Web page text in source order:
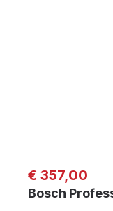
Regulärer
€ 357,00
Bosch